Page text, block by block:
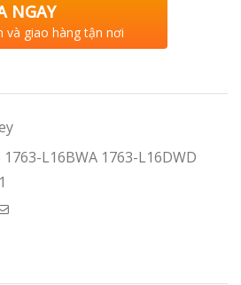
NGAY
và giao hàng tận nơi
L16BWA 1763-L16DWD